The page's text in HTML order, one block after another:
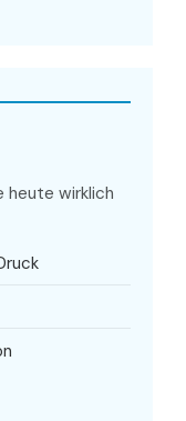
heute wirklich